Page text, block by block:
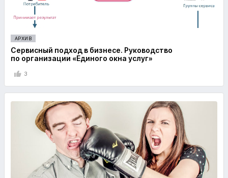
АРХИВ
Сервисный подход в бизнесе. Руководство
по организации «Единого окна услуг»
3